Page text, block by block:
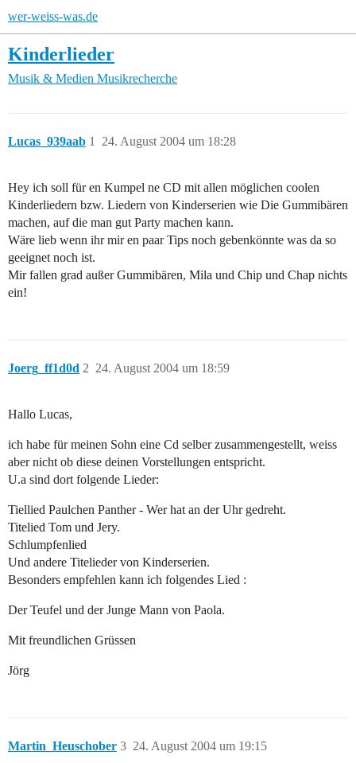
wer-weiss-was.de
Kinderlieder
Musik & Medien Musikrecherche
Lucas_939aab 24. August 2004 um 18:28
1
Hey ich soll für en Kumpel ne CD mit allen möglichen coolen
Kinderliedern bzw. Liedern von Kinderserien wie Die Gummibären
machen, auf die man gut Party machen kann.
Wäre lieb wenn ihr mir en paar Tips noch gebenkönnte was da so
geeignet noch ist.
Mir fallen grad außer Gummibären, Mila und Chip und Chap nichts
ein!
Joerg_ff1d0d 24. August 2004 um 18:59
2
Hallo Lucas,
ich habe für meinen Sohn eine Cd selber zusammengestellt, weiss
aber nicht ob diese deinen Vorstellungen entspricht.
U.a sind dort folgende Lieder:
Tiellied Paulchen Panther - Wer hat an der Uhr gedreht.
Titelied Tom und Jery.
Schlumpfenlied
Und andere Titelieder von Kinderserien.
Besonders empfehlen kann ich folgendes Lied :
Der Teufel und der Junge Mann von Paola.
Mit freundlichen Grüssen
Jörg
Martin_Heuschober 24. August 2004 um 19:15
3